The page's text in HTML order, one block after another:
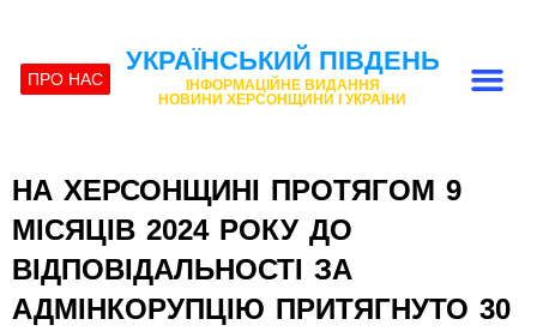
ПРО НАС
УКРАЇНСЬКИЙ ПІВДЕНЬ
ІНФОРМАЦІЙНЕ ВИДАННЯ
НОВИНИ ХЕРСОНЩИНИ І УКРАЇНИ
НА ХЕРСОНЩИНІ ПРОТЯГОМ 9
МІСЯЦІВ 2024 РОКУ ДО
ВІДПОВІДАЛЬНОСТІ ЗА
АДМІНКОРУПЦІЮ ПРИТЯГНУТО 30